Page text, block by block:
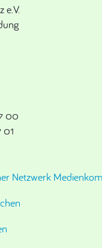
e.V.
00
01
Netzwerk